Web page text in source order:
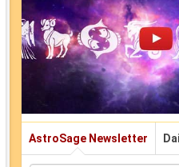
AstroSage Newsletter